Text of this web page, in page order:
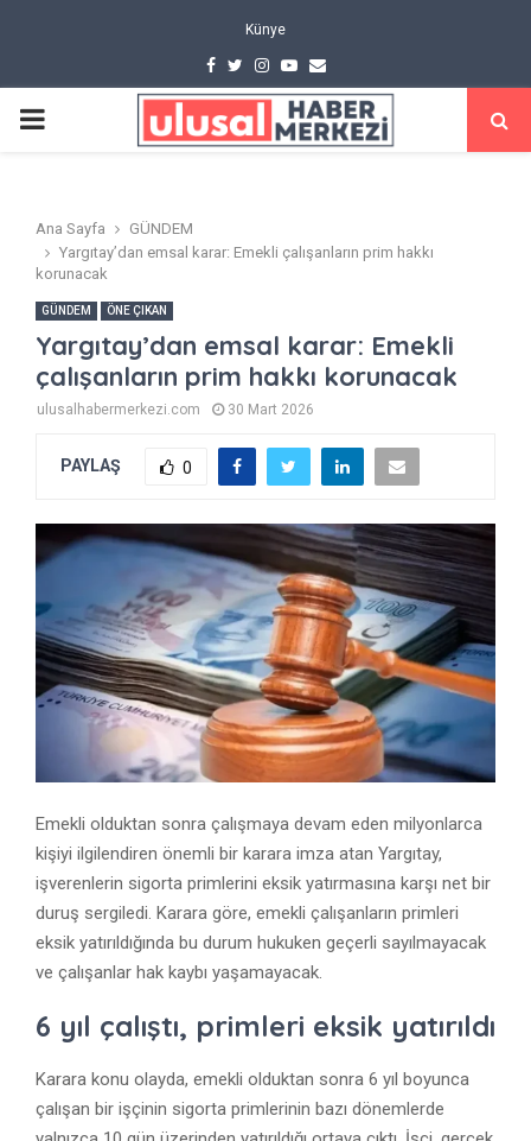
Künye
Facebook
TwitterInstagram
Youtube
Email
PRIMARY
Ana Sayfa
GÜNDEM
Yargıtay’dan emsal karar: Emekli çalışanların prim hakkı
korunacak
GÜNDEM ÖNE ÇIKAN
Yargıtay’dan emsal karar: Emekli
çalışanların prim hakkı korunacak
ulusalhabermerkezi.com 30 Mart 2026
PAYLAŞ 0
Emekli olduktan sonra çalışmaya devam eden milyonlarca
kişiyi ilgilendiren önemli bir karara imza atan Yargıtay,
işverenlerin sigorta primlerini eksik yatırmasına karşı net bir
duruş sergiledi. Karara göre, emekli çalışanların primleri
eksik yatırıldığında bu durum hukuken geçerli sayılmayacak
ve çalışanlar hak kaybı yaşamayacak.
6 yıl çalıştı, primleri eksik yatırıldı
Karara konu olayda, emekli olduktan sonra 6 yıl boyunca
çalışan bir işçinin sigorta primlerinin bazı dönemlerde